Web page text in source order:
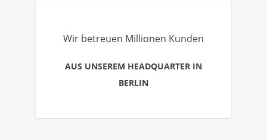
Wir betreuen Millionen Kunden
AUS UNSEREM HEADQUARTER IN
BERLIN